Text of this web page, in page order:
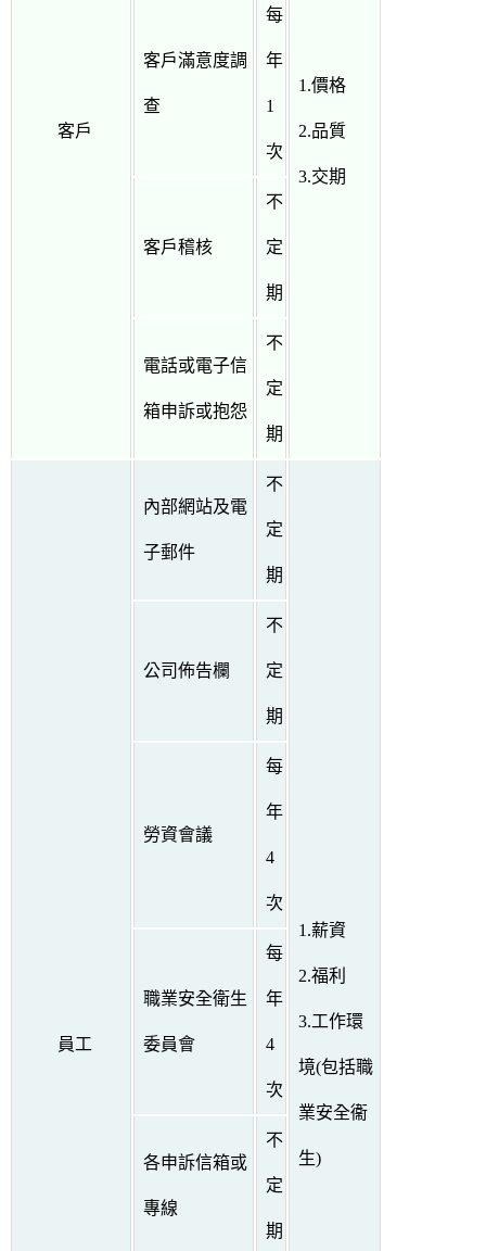
客戶
1.價格
2.品質
3.交期
客戶滿意度調
查
每
年
1
次
客戶稽核
不
定
期
電話或電子信
箱申訴或抱怨
不
定
期
員工
內部網站及電
子郵件
不
定
期
1.薪資
2.福利
3.工作環
境(包括職
業安全衞
生)
公司佈告欄
不
定
期
勞資會議
每
年
4
次
職業安全衛生
委員會
每
年
4
次
各申訴信箱或
專線
不
定
期